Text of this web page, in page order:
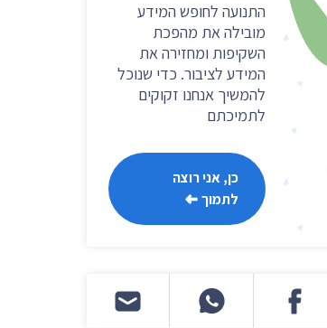
התנועה לחופש המידע
מובילה את מהפכת
השקיפות ומחזירה את
המידע לציבור. כדי שנוכל
להמשיך אנחנו זקוקים
לתמיכתם
כן, אני רוצה
לתמוך